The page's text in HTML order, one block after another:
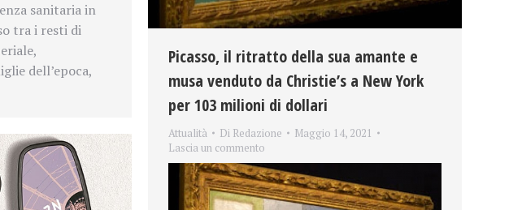
sanitaria in
tra i resti di
dell’epoca,
Picasso, il ritratto della sua amante e
musa venduto da Christie’s a New York
per 103 milioni di dollari
Attualità Di Redazione
Maggio 14, 2021
Lascia un commento